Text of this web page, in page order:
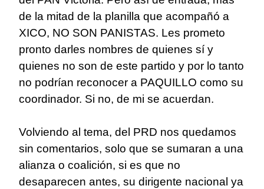
de la mitad de la planilla que acompañó a
XICO, NO SON PANISTAS. Les prometo
pronto darles nombres de quienes sí y
quienes no son de este partido y por lo tanto
no podrían reconocer a PAQUILLO como su
coordinador. Si no, de mi se acuerdan.
Volviendo al tema, del PRD nos quedamos
sin comentarios, solo que se sumaran a una
alianza o coalición, si es que no
desaparecen antes, su dirigente nacional ya